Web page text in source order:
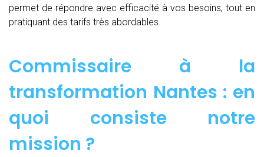
permet de répondre avec efficacité à vos besoins, tout en
pratiquant des tarifs très abordables.
Commissaire à la
transformation Nantes : en
quoi consiste notre
mission ?